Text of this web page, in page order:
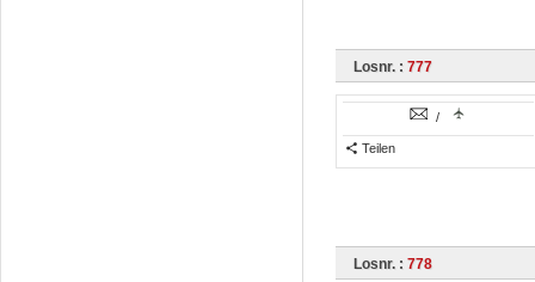
Losnr. : 777
/
Teilen
Losnr. : 778